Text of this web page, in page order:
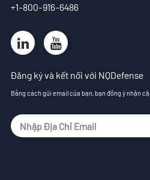
+1-800-916-6486
Đăng ký và kết nối với NQDefense
Bằng cách gửi email của bạn, bạn đồng ý nhận